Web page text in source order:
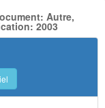
Autre,
2003